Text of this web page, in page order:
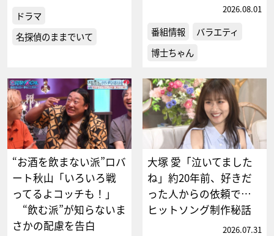
ドラマ
名探偵のままでいて
2026.08.01
番組情報
バラエティ
博士ちゃん
“お酒を飲まない派”ロバ
ート秋山「いろいろ戦
ってるよコッチも！」
“飲む派”が知らないま
さかの配慮を告白
大塚 愛「泣いてました
ね」約20年前、好きだ
った人からの依頼で…
ヒットソング制作秘話
2026.07.31